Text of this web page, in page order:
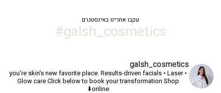
עקבו אחרינו באינסטגרם
galsh_cosmetics#
galsh_cosmetics
you're skin's new favorite place.Results-driven facials • Laser •
Glow careClick below to book your transformation Shop
online⬇️